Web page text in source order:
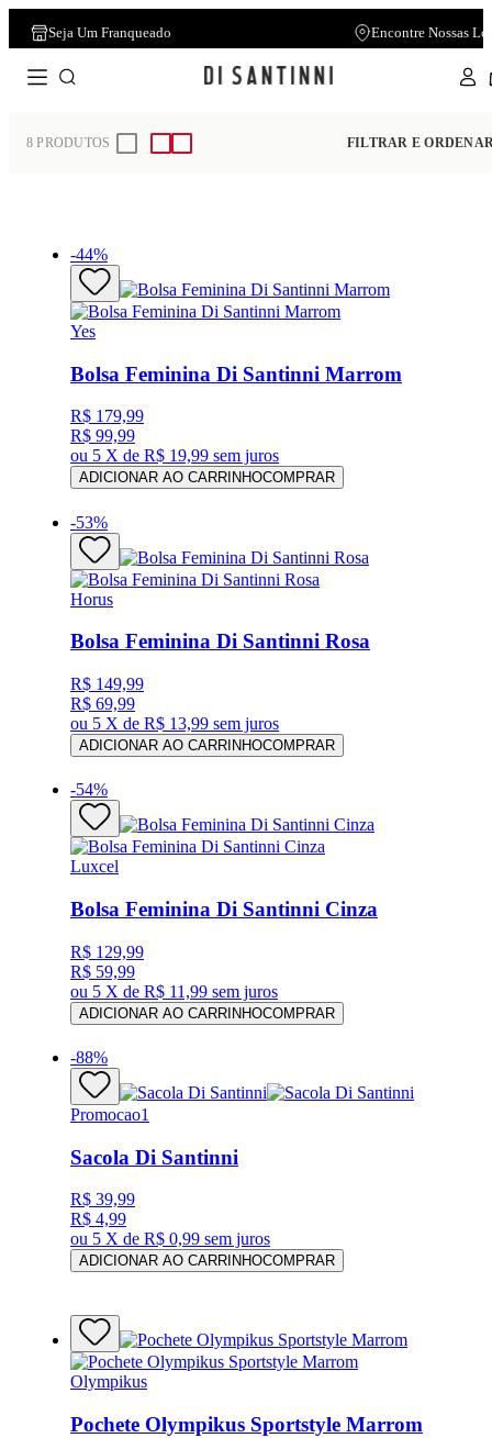
Seja Um Franqueado Encontre Nossas
8 PRODUTOS FILTRAR E
-44%
Yes
Bolsa Feminina Di Santinni Marrom
R$ 179,99
R$ 99,99
ou 5 X de R$ 19,99 sem juros
ADICIONAR AO CARRINHOCOMPRAR
-53%
Horus
Bolsa Feminina Di Santinni Rosa
R$ 149,99
R$ 69,99
ou 5 X de R$ 13,99 sem juros
ADICIONAR AO CARRINHOCOMPRAR
-54%
Luxcel
Bolsa Feminina Di Santinni Cinza
R$ 129,99
R$ 59,99
ou 5 X de R$ 11,99 sem juros
ADICIONAR AO CARRINHOCOMPRAR
-88%
Promocao1
Sacola Di Santinni
R$ 39,99
R$ 4,99
ou 5 X de R$ 0,99 sem juros
ADICIONAR AO CARRINHOCOMPRAR
Olympikus
Pochete Olympikus Sportstyle Marrom